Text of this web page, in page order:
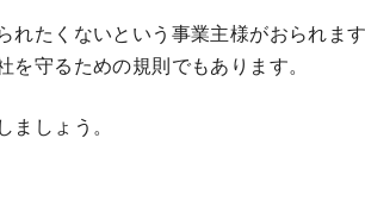
れたくないという事業主様がおられます
を守るための規則でもあります。
ましょう。